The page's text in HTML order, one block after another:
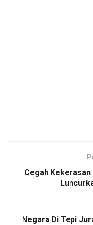
Cegah
Negara Di Tepi